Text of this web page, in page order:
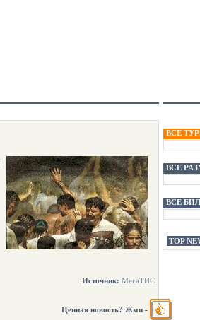
Источник: МегаТИС
Ценная новость? Жми -
ВСЕ
ВСЕ
ВСЕ
TOP